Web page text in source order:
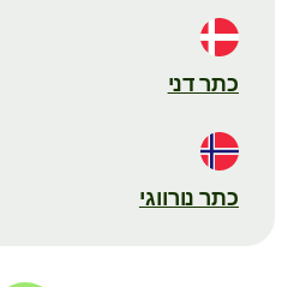
כתר דני
כתר נורווגי